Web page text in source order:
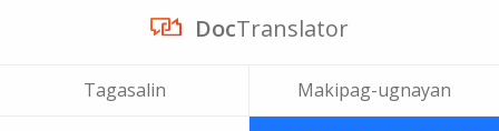
DocTranslator
Tagasalin Makipag-ugnayan